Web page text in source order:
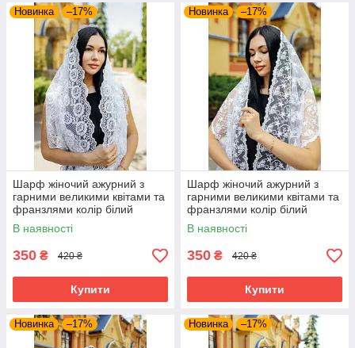
Новинка –17%
Шарф жіночий ажурний з
гарними великими квітами та
франзлями колір білий
В наявності
350 ₴ 420 ₴
Купити
Новинка –17%
Шарф жіночий ажурний з
гарними великими квітами та
франзлями колір білий
В наявності
350 ₴ 420 ₴
Купити
Новинка –17% Новинка –17%